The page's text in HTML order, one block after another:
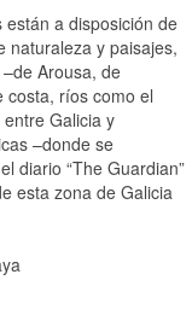
están a disposición de
naturaleza y paisajes,
Arousa, de
costa, ríos como el
Galicia y
–donde se
diario “The Guardian”
esta zona de Galicia